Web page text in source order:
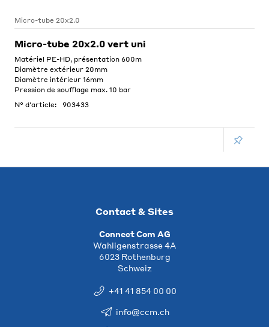
Micro-tube 20x2.0
Micro-tube 20x2.0 vert uni
Matériel PE-HD, présentation 600m
Diamètre extérieur 20mm
Diamètre intérieur 16mm
Pression de soufflage max. 10 bar
N° d'article:
903433
Contact & Sites
Connect Com AG
Wahligenstrasse 4A
6023 Rothenburg
Schweiz
+41 41 854 00 00
info@ccm.ch